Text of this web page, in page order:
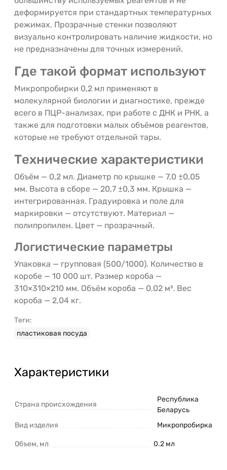
деформируется при стандартных температурных
режимах. Прозрачные стенки позволяют
визуально контролировать наличие жидкости, но
не предназначены для точных измерений.
Где такой формат используют
Микропробирки 0,2 мл применяют в
молекулярной биологии и диагностике, прежде
всего в ПЦР-анализах, при работе с ДНК и РНК, а
также для подготовки малых объёмов реагентов,
которые не требуют отдельной тары.
Технические характеристики
Объём — 0,2 мл. Диаметр по крышке — 7,0 ±0,05
мм. Высота в сборе — 20,7 ±0,3 мм. Крышка —
интегрированная. Градуировка и поле для
маркировки — отсутствуют. Материал —
полипропилен. Цвет — прозрачный.
Логистические параметры
Упаковка — групповая (500/1000). Количество в
коробе — 10 000 шт. Размер короба —
310×310×210 мм. Объём короба — 0,02 м³. Вес
короба — 2,04 кг.
Теги:
пластиковая посуда
Характеристики
Страна происхождения
Республика
Беларусь
Вид изделия
Микропробирка
Объем, мл 0.2 мл